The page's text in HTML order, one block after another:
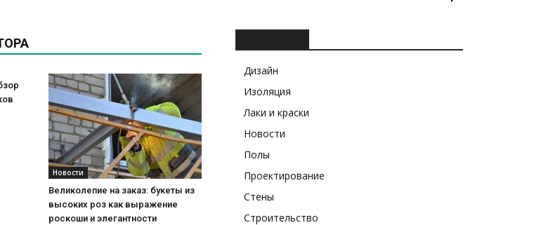
Новости
Великолепие на заказ: букеты из
высоких роз как выражение
роскоши и элегантности
Дизайн
Изоляция
Лаки и краски
Новости
Полы
Проектирование
Стены
Строительство